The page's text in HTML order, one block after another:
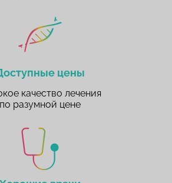
цены
качество лечения
по разумной цене